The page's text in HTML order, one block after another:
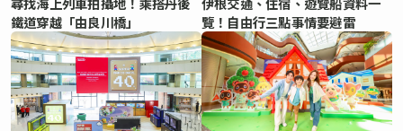
鐵道穿越「由良川橋」
覽！自由行三點事情要避雷